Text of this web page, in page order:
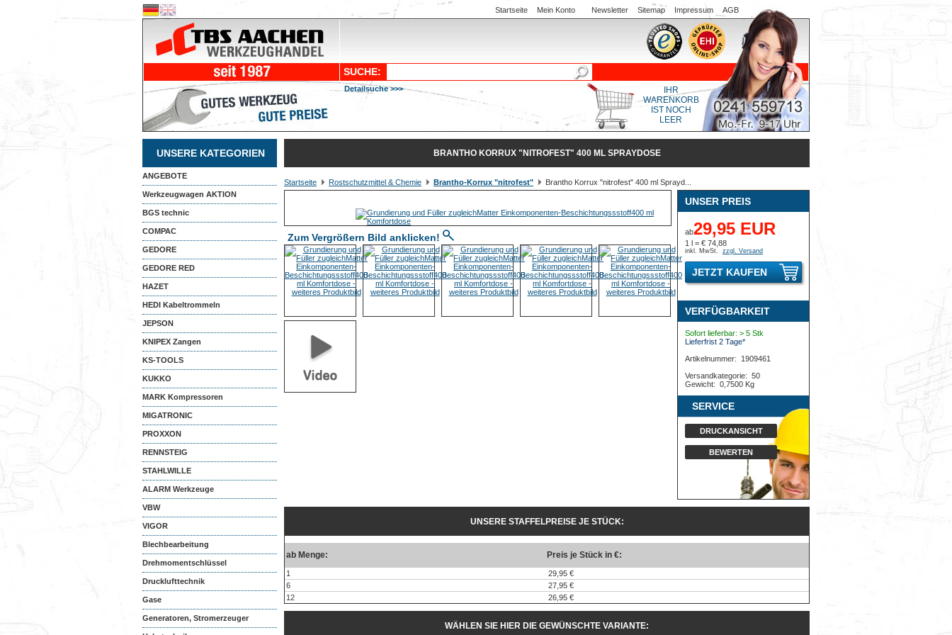
Startseite Mein Konto Newsletter Sitemap Impressum AGB
SUCHE:
Detailsuche >>>
IHR
WARENKORB
IST NOCH
LEER
UNSERE KATEGORIEN
ANGEBOTE
Werkzeugwagen AKTION
BGS technic
COMPAC
GEDORE
GEDORE RED
HAZET
HEDI Kabeltrommeln
JEPSON
KNIPEX Zangen
KS-TOOLS
KUKKO
MARK Kompressoren
MIGATRONIC
PROXXON
RENNSTEIG
STAHLWILLE
ALARM Werkzeuge
VBW
VIGOR
Blechbearbeitung
Drehmomentschlüssel
Drucklufttechnik
Gase
Generatoren, Stromerzeuger
BRANTHO KORRUX "NITROFEST" 400 ML SPRAYDOSE
Startseite Rostschutzmittel & Chemie Brantho-Korrux "nitrofest" Brantho Korrux "nitrofest" 400 ml Sprayd...
Zum Vergrößern Bild anklicken!
UNSER PREIS
ab29,95 EUR
1 l = € 74,88
inkl. MwSt. zzgl. Versand
JETZT KAUFEN
VERFÜGBARKEIT
Sofort lieferbar: > 5 Stk
Lieferfrist 2 Tage*
Artikelnummer:
1909461
Versandkategorie: 50
Gewicht: 0,7500 Kg
SERVICE
DRUCKANSICHT
BEWERTEN
UNSERE STAFFELPREISE JE STÜCK:
ab Menge: Preis je Stück in €:
1
29,95 €
6
27,95 €
12
26,95 €
WÄHLEN SIE HIER DIE GEWÜNSCHTE VARIANTE: